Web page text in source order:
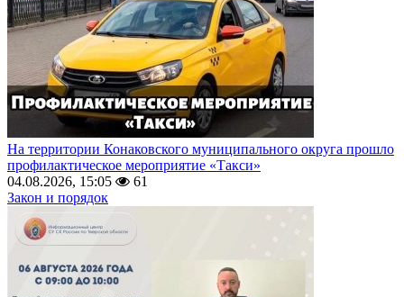
На территории Конаковского муниципального округа прошло
профилактическое мероприятие «Такси»
04.08.2026, 15:05
61
Закон и порядок